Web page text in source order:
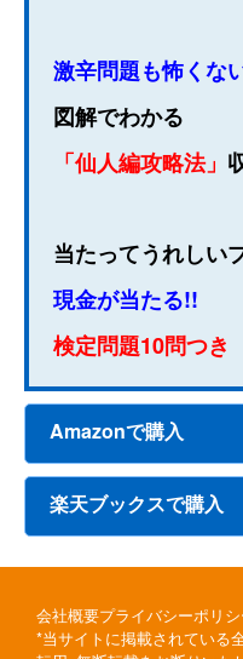
激辛問題も怖くな
図解でわかる
「仙人編攻略法」
当たってうれしい
現金が当たる!!
検定問題10問つき
Amazonで購入
楽天ブックスで購入
会社概要プライバシーポリ
*当サイトに掲載されている